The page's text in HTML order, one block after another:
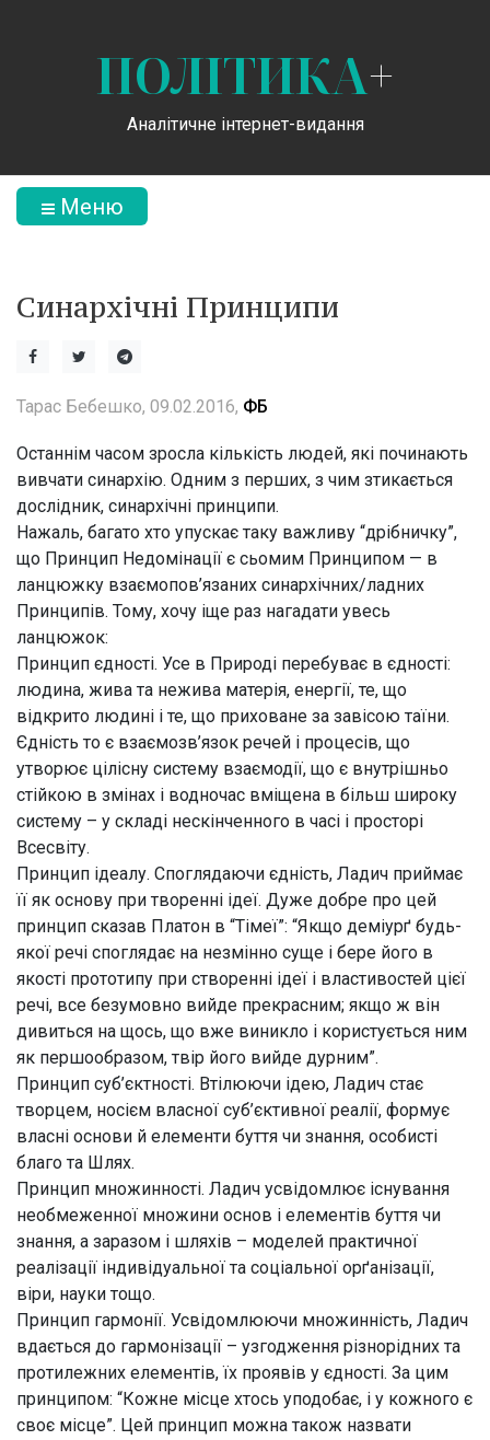
ПОЛІТИКА+
Аналітичне інтернет-видання
Меню
Синархічні Принципи
Тарас Бебешко, 09.02.2016, ФБ
Останнім часом зросла кількість людей, які починають
вивчати синархію. Одним з перших, з чим зтикається
дослідник, синархічні принципи.
Нажаль, багато хто упускає таку важливу “дрібничку”,
що Принцип Недомінації є сьомим Принципом — в
ланцюжку взаємопов’язаних синархічних/ладних
Принципів. Тому, хочу іще раз нагадати увесь
ланцюжок:
Принцип єдності. Усе в Природі перебуває в єдності:
людина, жива та нежива матерія, енергії, те, що
відкрито людині і те, що приховане за завісою таїни.
Єдність то є взаємозв’язок речей і процесів, що
утворює цілісну систему взаємодії, що є внутрішньо
стійкою в змінах і водночас вміщена в більш широку
систему – у складі нескінченного в часі і просторі
Всесвіту.
Принцип ідеалу. Споглядаючи єдність, Ладич приймає
її як основу при творенні ідеї. Дуже добре про цей
принцип сказав Платон в “Тімеї”: “Якщо деміурґ будь-
якої речі споглядає на незмінно суще і бере його в
якості прототипу при створенні ідеї і властивостей цієї
речі, все безумовно вийде прекрасним; якщо ж він
дивиться на щось, що вже виникло і користується ним
як першообразом, твір його вийде дурним”.
Принцип суб’єктності. Втілюючи ідею, Ладич стає
творцем, носієм власної суб’єктивної реалії, формує
власні основи й елементи буття чи знання, особисті
благо та Шлях.
Принцип множинності. Ладич усвідомлює існування
необмеженної множини основ і елементів буття чи
знання, а заразом і шляхів – моделей практичної
реалізації індивідуальної та соціальної орґанізації,
віри, науки тощо.
Принцип гармонії. Усвідомлюючи множинність, Ладич
вдається до гармонізації – узгодження різнорідних та
протилежних елементів, їх проявів у єдності. За цим
принципом: “Кожне місце хтось уподобає, і у кожного є
своє місце”. Цей принцип можна також назвати